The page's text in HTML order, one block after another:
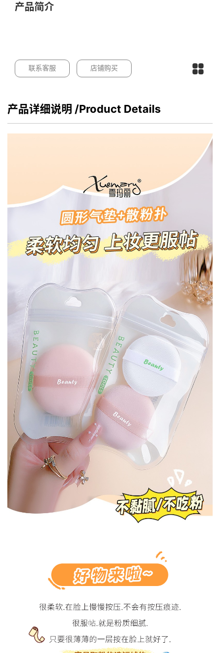
产品简介
联系客服 店铺购买
产品详细说明 /Product Details